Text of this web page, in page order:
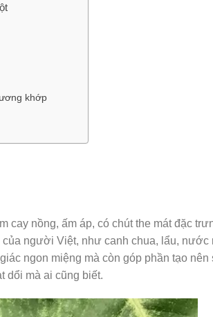
khớp
cay nồng, ấm áp, có chút the mát đặc
người Việt, như canh chua, lẩu, nước
ngon miệng mà còn góp phần tạo nên
dổi mà ai cũng biết.